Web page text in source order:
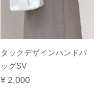
タックデザインハンドバ
ッグSV
¥ 2,000